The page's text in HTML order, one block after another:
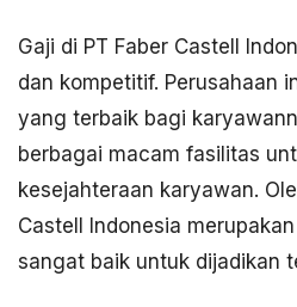
Gaji di PT Faber Castell
dan kompetitif. Perusahaan
yang terbaik bagi
berbagai macam fasilitas
kesejahteraan karyawan.
Castell Indonesia
sangat baik untuk dijadikan